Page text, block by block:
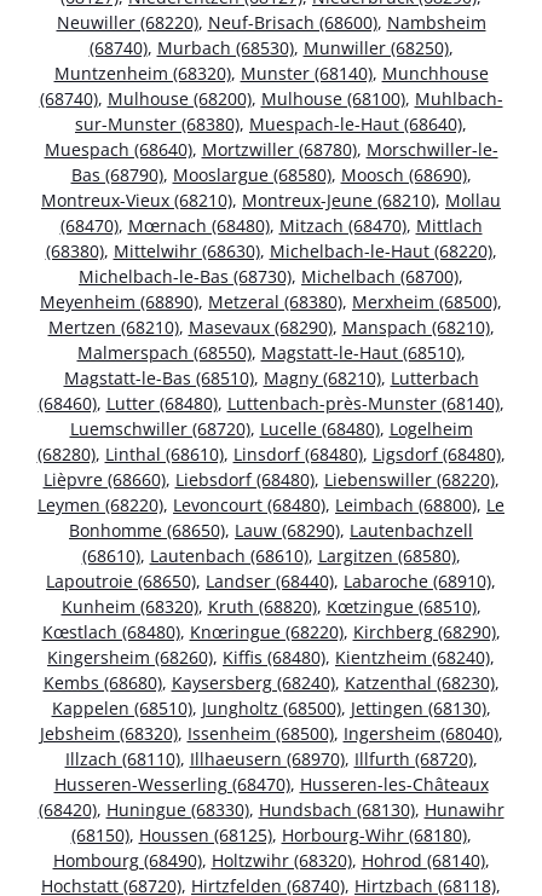
Neuwiller (68220), Neuf-Brisach (68600), Nambsheim
(68740), Murbach (68530), Munwiller (68250),
Muntzenheim (68320), Munster (68140), Munchhouse
(68740), Mulhouse (68200), Mulhouse (68100), Muhlbach-
sur-Munster (68380), Muespach-le-Haut (68640),
Muespach (68640), Mortzwiller (68780), Morschwiller-le-
Bas (68790), Mooslargue (68580), Moosch (68690),
Montreux-Vieux (68210), Montreux-Jeune (68210), Mollau
(68470), Mœrnach (68480), Mitzach (68470), Mittlach
(68380), Mittelwihr (68630), Michelbach-le-Haut (68220),
Michelbach-le-Bas (68730), Michelbach (68700),
Meyenheim (68890), Metzeral (68380), Merxheim (68500),
Mertzen (68210), Masevaux (68290), Manspach (68210),
Malmerspach (68550), Magstatt-le-Haut (68510),
Magstatt-le-Bas (68510), Magny (68210), Lutterbach
(68460), Lutter (68480), Luttenbach-près-Munster (68140),
Luemschwiller (68720), Lucelle (68480), Logelheim
(68280), Linthal (68610), Linsdorf (68480), Ligsdorf (68480),
Lièpvre (68660), Liebsdorf (68480), Liebenswiller (68220),
Leymen (68220), Levoncourt (68480), Leimbach (68800), Le
Bonhomme (68650), Lauw (68290), Lautenbachzell
(68610), Lautenbach (68610), Largitzen (68580),
Lapoutroie (68650), Landser (68440), Labaroche (68910),
Kunheim (68320), Kruth (68820), Kœtzingue (68510),
Kœstlach (68480), Knœringue (68220), Kirchberg (68290),
Kingersheim (68260), Kiffis (68480), Kientzheim (68240),
Kembs (68680), Kaysersberg (68240), Katzenthal (68230),
Kappelen (68510), Jungholtz (68500), Jettingen (68130),
Jebsheim (68320), Issenheim (68500), Ingersheim (68040),
Illzach (68110), Illhaeusern (68970), Illfurth (68720),
Husseren-Wesserling (68470), Husseren-les-Châteaux
(68420), Huningue (68330), Hundsbach (68130), Hunawihr
(68150), Houssen (68125), Horbourg-Wihr (68180),
Hombourg (68490), Holtzwihr (68320), Hohrod (68140),
Hochstatt (68720), Hirtzfelden (68740), Hirtzbach (68118),